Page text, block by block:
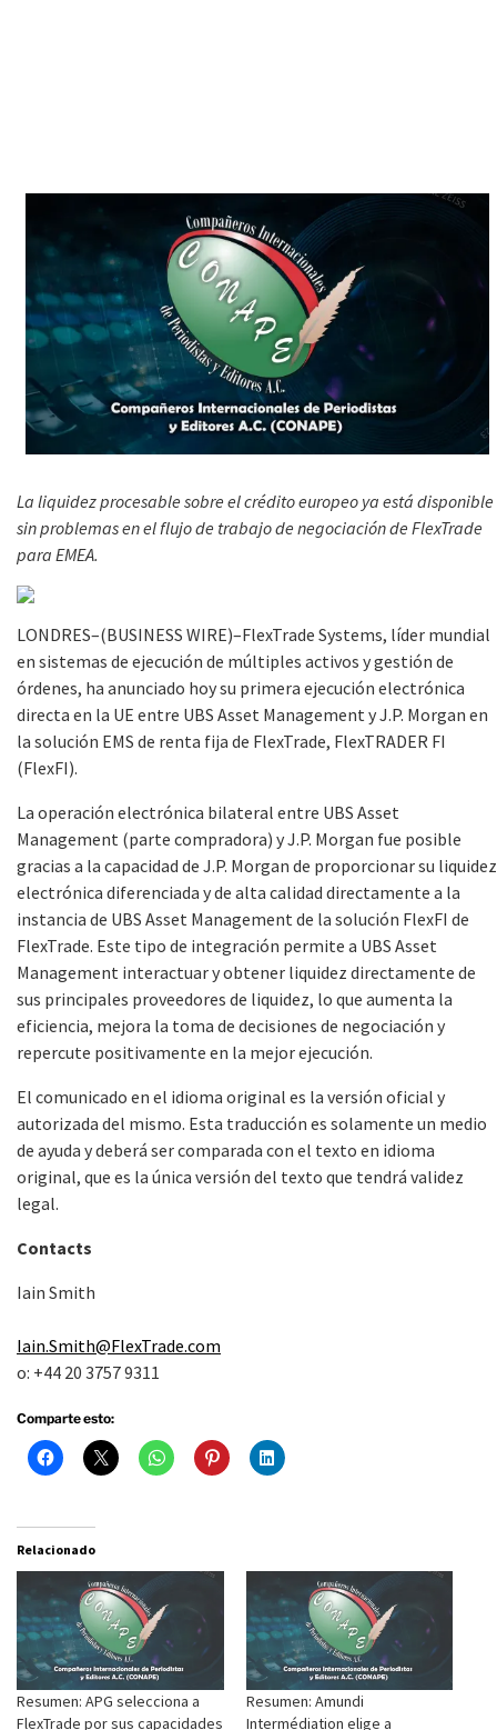
La liquidez procesable sobre el crédito europeo ya está disponible
sin problemas en el flujo de trabajo de negociación de FlexTrade
para EMEA.
LONDRES–(BUSINESS WIRE)–FlexTrade Systems, líder mundial
en sistemas de ejecución de múltiples activos y gestión de
órdenes, ha anunciado hoy su primera ejecución electrónica
directa en la UE entre UBS Asset Management y J.P. Morgan en
la solución EMS de renta fija de FlexTrade, FlexTRADER FI
(FlexFI).
La operación electrónica bilateral entre UBS Asset
Management (parte compradora) y J.P. Morgan fue posible
gracias a la capacidad de J.P. Morgan de proporcionar su liquidez
electrónica diferenciada y de alta calidad directamente a la
instancia de UBS Asset Management de la solución FlexFI de
FlexTrade. Este tipo de integración permite a UBS Asset
Management interactuar y obtener liquidez directamente de
sus principales proveedores de liquidez, lo que aumenta la
eficiencia, mejora la toma de decisiones de negociación y
repercute positivamente en la mejor ejecución.
El comunicado en el idioma original es la versión oficial y
autorizada del mismo. Esta traducción es solamente un medio
de ayuda y deberá ser comparada con el texto en idioma
original, que es la única versión del texto que tendrá validez
legal.
Contacts
Iain Smith
Iain.Smith@FlexTrade.com
o: +44 20 3757 9311
Comparte esto:
Relacionado
Resumen: APG selecciona a
FlexTrade por sus capacidades
Resumen: Amundi
Intermédiation elige a